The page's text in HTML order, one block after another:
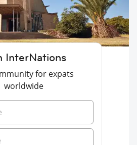
InterNations
for expats
worldwide